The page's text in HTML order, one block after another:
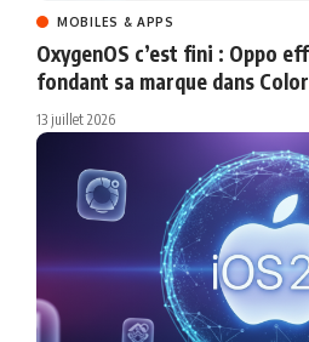
MOBILES & APPS
OxygenOS c’est fini : Oppo
fondant sa marque dans
13 juillet 2026